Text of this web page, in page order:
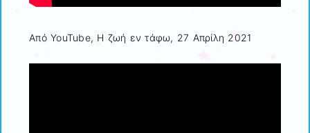
Από YouTube, Η ζωή εν τάφω, 27 Απρίλη 2021